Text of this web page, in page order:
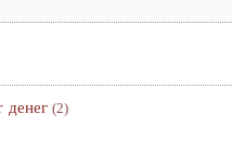
денег (2)